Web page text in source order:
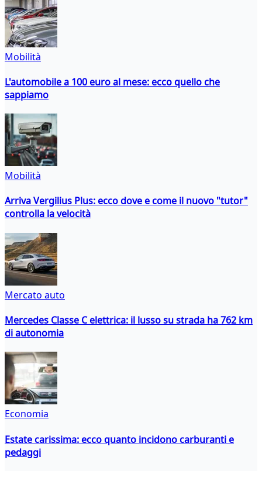
Mobilità
L'automobile a 100 euro al mese: ecco quello che
sappiamo
Mobilità
Arriva Vergilius Plus: ecco dove e come il nuovo "tutor"
controlla la velocità
Mercato auto
Mercedes Classe C elettrica: il lusso su strada ha 762 km
di autonomia
Economia
Estate carissima: ecco quanto incidono carburanti e
pedaggi